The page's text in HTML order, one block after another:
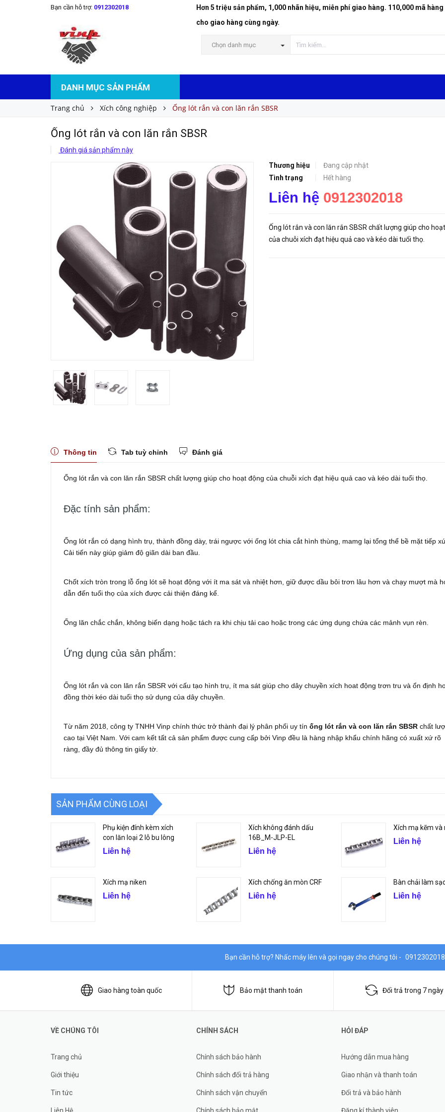
Bạn cần hỗ trợ: 0912302018
Hơn 5 triệu sản phẩm, 1,000 nhãn hiệu, miễn phí giao hàng. 110,000 mã
cho giao hàng cùng ngày.
Chọn danh mục
DANH MỤC SẢN PHẨM
Trang chủ Xích công nghiệp Ống lót rắn và con lăn rắn SBSR
Ống lót rắn và con lăn rắn SBSR
Đánh giá sản phẩm này
Thương hiệu
Đang cập nhật
Tình trạng
Hết hàng
Liên hệ 0912302018
Ống lót rắn và con lăn rắn SBSR chất lượng giúp cho
của chuỗi xích đạt hiệu quả cao và kéo dài tuổi thọ.
Ống lót rắn và con lăn rắn SBSR
Thông tin Tab tuỳ chỉnh Đánh giá
Ống lót rắn và con lăn rắn SBSR chất lượng giúp cho hoạt động của chuỗi xích đạt hiệu quả cao và kéo dài tuổi thọ.
Đặc tính sản phẩm:
Ống lót rắn có dạng hình trụ, thành đồng dày, trái ngược với ống lót chia cắt hình thùng, mamg lại tổng thể bề mặt tiếp
Cải tiến này giúp giảm độ giãn dài ban đầu.
Chốt xích tròn trong lỗ ống lót sẽ hoạt động với ít ma sát và nhiệt hơn, giữ được dầu bôi trơn lâu hơn và chạy mượt mà
dẫn đến tuổi thọ của xích được cải thiện đáng kể.
Ống lăn chắc chắn, không biến dạng hoặc tách ra khi chịu tải cao hoặc trong các ứng dụng chứa các mảnh vụn rèn.
Ứng dụng của sản phẩm:
Ống lót rắn và con lăn rắn SBSR với cấu tạo hình trụ, ít ma sát giúp cho dây chuyền xích hoat động trơn tru và ổn định
đồng thời kéo dài tuổi thọ sử dụng của dây chuyền.
Từ năm 2018, công ty TNHH Vinp chính thức trở thành đại lý phân phối uy tín ống lót rắn và con lăn rắn SBSR chất
cao tại Việt Nam. Với cam kết tất cả sản phẩm được cung cấp bởi Vinp đều là hàng nhập khẩu chính hãng có xuất xứ rõ
ràng, đầy đủ thông tin giấy tờ.
SẢN PHẨM CÙNG LOẠI
Phụ kiện đính kèm xích
con lăn loại 2 lỗ bu lông
Liên hệ
Xích không đánh dấu
16B_M-JLP-EL
Liên hệ
Xích mạ kẽm và
Liên hệ
Xích mạ niken
Liên hệ
Xích chống ăn mòn CRF
Liên hệ
Bàn chải làm
Liên hệ
Bạn cần hỗ trợ? Nhấc máy lên và gọi ngay cho chúng tôi - 0912302018
Giao hàng toàn quốc Bảo mật thanh toán Đổi trả trong 7 ngày
VỀ CHÚNG TÔI
Trang chủ
Giới thiệu
Tin tức
CHÍNH SÁCH
Chính sách bảo hành
Chính sách đổi trả hàng
Chính sách vận chuyển
HỎI ĐÁP
Hướng dẫn mua hàng
Giao nhận và thanh toán
Đổi trả và bảo hành